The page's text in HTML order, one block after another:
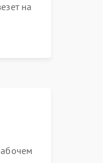
на